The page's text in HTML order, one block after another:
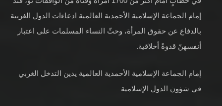
بالدفاع عن حقوق المرأة، وحثّ النساء المسلمات على اعتبار
إمام الجماعة الإسلامية الأحمدية العالمية يدين التدخل الغربي